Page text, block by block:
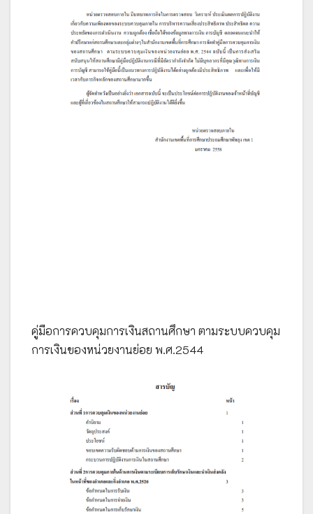
คู่มือการควบคุมการเงินสถานศึกษา ตามระบบควบคุม
การเงินของหน่วยงานย่อย พ.ศ.2544